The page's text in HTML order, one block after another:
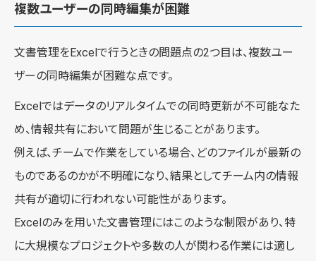
複数ユーザーの同時編集が困難
文書管理をExcelで行うときの問題点の2つ目は、複数ユー
ザーの同時編集が困難な点です。
Excelではデータのリアルタイムでの同時更新が不可能なた
め、情報共有において問題が生じることがあります。
例えば、チームで作業をしている場合、どのファイルが最新の
ものであるのかが不明確になり、結果としてチーム内の情報
共有が適切に行われない可能性があります。
Excelのみを用いた文書管理にはこのような制限があり、特
に大規模なプロジェクトや多数の人が関わる作業には適し